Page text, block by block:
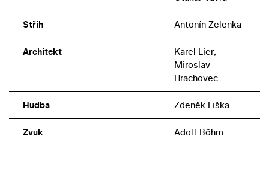
Střih Antonín Zelenka
Architekt
Karel Lier,
Miroslav
Hrachovec
Hudba Zdeněk Liška
Zvuk Adolf Böhm